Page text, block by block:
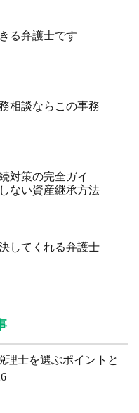
る弁護士です
相談ならこの事務
対策の完全ガイ
ない資産継承方法
してくれる弁護士
理士を選ぶポイントと